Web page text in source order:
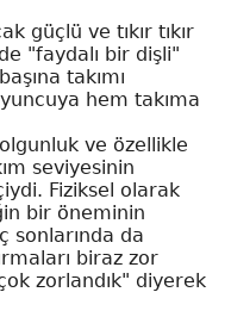
güçlü ve tıkır tıkır
"faydalı bir dişli"
takımı
hem takıma
ve özellikle
seviyesinin
Fiziksel olarak
bir öneminin
sonlarında da
biraz zor
zorlandık" diyerek